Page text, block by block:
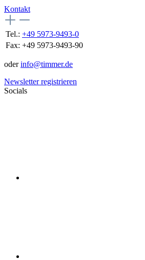
Kontakt
Tel.: +49 5973-9493-0
Fax: +49 5973-9493-90
oderinfo@timmer.de
Newsletter registrieren
Socials